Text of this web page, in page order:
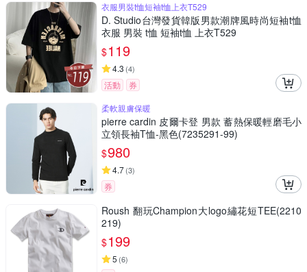
衣服男裝t恤短袖t恤上衣T529
D. Studio台灣發貨韓版男款潮牌風時尚短袖t恤
衣服 男裝 t恤 短袖t恤 上衣T529
$119
4.3 (4)
活動
券
柔軟親膚保暖
pierre cardin 皮爾卡登 男款 蓄熱保暖輕磨毛小
立領長袖T恤-黑色(7235291-99)
$980
4.7(3)
券
Roush 翻玩Champion大logo繡花短TEE(2210
219)
$199
5 (6)